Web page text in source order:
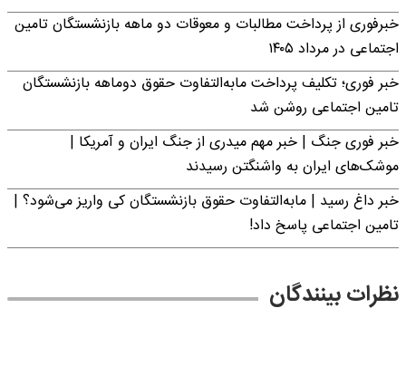
خبرفوری از پرداخت مطالبات و معوقات دو ماهه بازنشستگان تامین
اجتماعی در مرداد ۱۴۰۵
خبر فوری؛ تکلیف پرداخت مابه‌التفاوت حقوق دوماهه بازنشستگان
تامین اجتماعی روشن شد
خبر فوری جنگ | خبر مهم میدری از جنگ ایران و آمریکا |
موشک‌های ایران به واشنگتن رسیدند
خبر داغ رسید | مابه‌التفاوت حقوق بازنشستگان کی واریز می‌شود؟ |
تامین اجتماعی پاسخ داد!
نظرات بینندگان